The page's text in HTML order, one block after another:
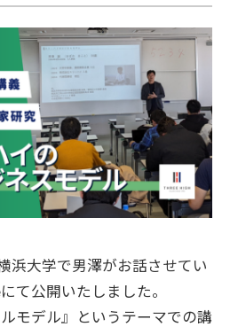
浜大学で男澤がお話させてい
て公開いたしました。
モデル』というテーマでの講